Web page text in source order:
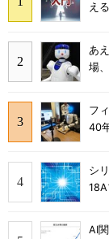
え
あ
場
フ
40
シ
AI